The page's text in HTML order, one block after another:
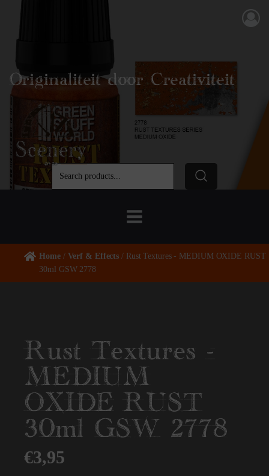
Originaliteit door Creativiteit
Home/ Verf & Effects / Rust Textures - MEDIUM OXIDE RUST
30ml GSW 2778
Rust Textures -
MEDIUM
OXIDE RUST
30ml GSW 2778
€3,95